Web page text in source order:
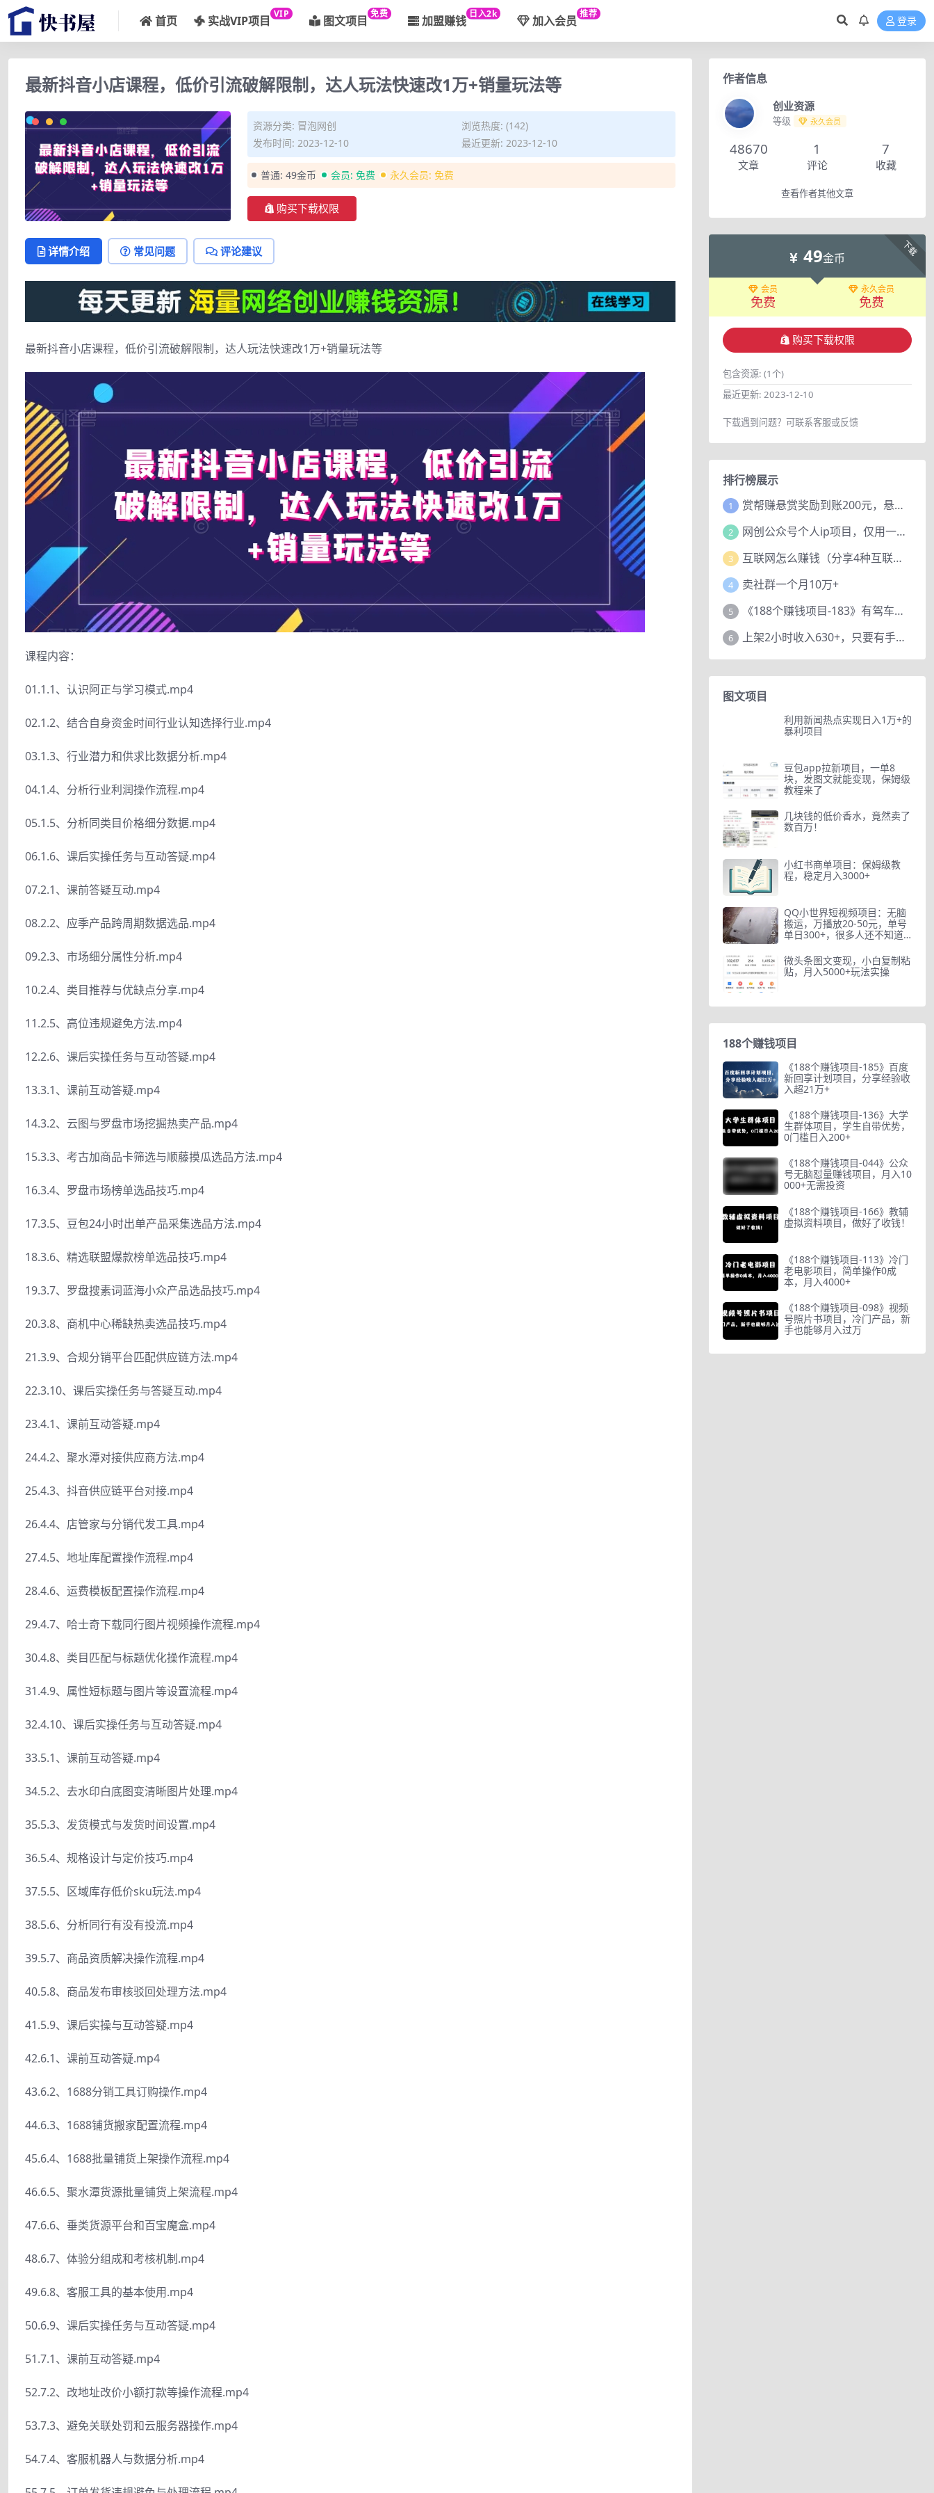
首页 实战VIP项目 VIP 图文项目 免费 加盟赚钱 日入2k 加入会员 推荐
登录
最新抖音小店课程，低价引流破解限制，达人玩法快速改1万+销量玩法等
资源分类: 冒泡网创
浏览热度: (142)
发布时间: 2023-12-10
最近更新: 2023-12-10
普通: 49金币 会员: 免费 永久会员: 免费
购买下载权限
详情介绍 常见问题 评论建议
最新抖音小店课程，低价引流破解限制，达人玩法快速改1万+销量玩法等
课程内容：
01.1.1、认识阿正与学习模式.mp4
02.1.2、结合自身资金时间行业认知选择行业.mp4
03.1.3、行业潜力和供求比数据分析.mp4
04.1.4、分析行业利润操作流程.mp4
05.1.5、分析同类目价格细分数据.mp4
06.1.6、课后实操任务与互动答疑.mp4
07.2.1、课前答疑互动.mp4
08.2.2、应季产品跨周期数据选品.mp4
09.2.3、市场细分属性分析.mp4
10.2.4、类目推荐与优缺点分享.mp4
11.2.5、高位违规避免方法.mp4
12.2.6、课后实操任务与互动答疑.mp4
13.3.1、课前互动答疑.mp4
14.3.2、云图与罗盘市场挖掘热卖产品.mp4
15.3.3、考古加商品卡筛选与顺藤摸瓜选品方法.mp4
16.3.4、罗盘市场榜单选品技巧.mp4
17.3.5、豆包24小时出单产品采集选品方法.mp4
18.3.6、精选联盟爆款榜单选品技巧.mp4
19.3.7、罗盘搜素词蓝海小众产品选品技巧.mp4
20.3.8、商机中心稀缺热卖选品技巧.mp4
21.3.9、合规分销平台匹配供应链方法.mp4
22.3.10、课后实操任务与答疑互动.mp4
23.4.1、课前互动答疑.mp4
24.4.2、聚水潭对接供应商方法.mp4
25.4.3、抖音供应链平台对接.mp4
26.4.4、店管家与分销代发工具.mp4
27.4.5、地址库配置操作流程.mp4
28.4.6、运费模板配置操作流程.mp4
29.4.7、哈士奇下载同行图片视频操作流程.mp4
30.4.8、类目匹配与标题优化操作流程.mp4
31.4.9、属性短标题与图片等设置流程.mp4
32.4.10、课后实操任务与互动答疑.mp4
33.5.1、课前互动答疑.mp4
34.5.2、去水印白底图变清晰图片处理.mp4
35.5.3、发货模式与发货时间设置.mp4
36.5.4、规格设计与定价技巧.mp4
37.5.5、区域库存低价sku玩法.mp4
38.5.6、分析同行有没有投流.mp4
39.5.7、商品资质解决操作流程.mp4
40.5.8、商品发布审核驳回处理方法.mp4
41.5.9、课后实操与互动答疑.mp4
42.6.1、课前互动答疑.mp4
43.6.2、1688分销工具订购操作.mp4
44.6.3、1688铺货搬家配置流程.mp4
45.6.4、1688批量铺货上架操作流程.mp4
46.6.5、聚水潭货源批量铺货上架流程.mp4
47.6.6、垂类货源平台和百宝魔盒.mp4
48.6.7、体验分组成和考核机制.mp4
49.6.8、客服工具的基本使用.mp4
50.6.9、课后实操任务与互动答疑.mp4
51.7.1、课前互动答疑.mp4
52.7.2、改地址改价小额打款等操作流程.mp4
53.7.3、避免关联处罚和云服务器操作.mp4
54.7.4、客服机器人与数据分析.mp4
作者信息
创业资源
等级 永久会员
48670
文章
1
评论
7
收藏
查看作者其他文章
下载
49金币
会员
免费
永久会员
免费
购买下载权限
包含资源: (1个)
最近更新: 2023-12-10
下载遇到问题？可联系客服或反馈
排行榜展示
1 赏帮赚悬赏奖励到账200元，悬赏任务多劳多得，人人可做。
2 网创公众号个人ip项目，仅用一篇文章做到全网引流！
3 互联网怎么赚钱（分享4种互联网赚钱模式）
4 卖社群一个月10万+
5 《188个赚钱项目-183》有驾车评项目，动动小手，复制粘贴赚44元！
6 上架2小时收入630+，只要有手就能做的AI搞钱项目，奶奶看完都能学会!
图文项目
利用新闻热点实现日入1万+的
暴利项目
豆包app拉新项目，一单8
块，发图文就能变现，保姆级
教程来了
几块钱的低价香水，竟然卖了
数百万！
小红书商单项目：保姆级教
程，稳定月入3000+
QQ小世界短视频项目：无脑
搬运，万播放20-50元，单号
单日300+，很多人还不知道
微头条图文变现，小白复制粘
贴，月入5000+玩法实操
188个赚钱项目
《188个赚钱项目-185》百度
新回享计划项目，分享经验收
入超21万+
《188个赚钱项目-136》大学
生群体项目，学生自带优势，
0门槛日入200+
《188个赚钱项目-044》公众
号无脑怼量赚钱项目，月入10
000+无需投资
《188个赚钱项目-166》教辅
虚拟资料项目，做好了收钱！
《188个赚钱项目-113》冷门
老电影项目，简单操作0成
本，月入4000+
《188个赚钱项目-098》视频
号照片书项目，冷门产品，新
手也能够月入过万